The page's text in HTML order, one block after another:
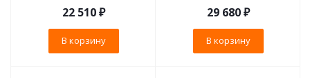
22 510₽
В корзину
29 680₽
В корзину